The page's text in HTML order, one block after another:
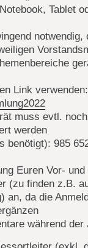
Tablet
notwendig,
Link verwenden:
muss evtl. noch
werden
benötigt): 985
Euren Vor-
(zu finden z.B.
an, da die
während